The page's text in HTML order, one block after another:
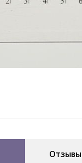
Отзывы